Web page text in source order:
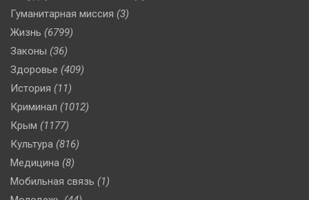
Гуманитарная миссия (3)
Жизнь (6799)
Законы (36)
Здоровье (409)
История (11)
Криминал (1012)
Крым (1177)
Культура (816)
Медицина (8)
Мобильная связь (1)